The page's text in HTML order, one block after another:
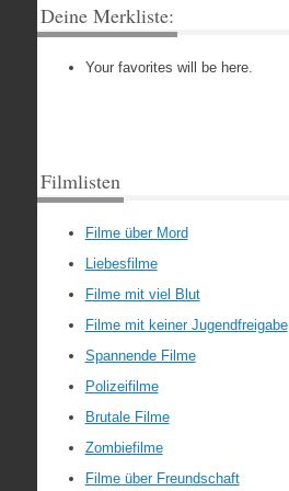
Deine Merkliste:
Your favorites will be here.
Filmlisten
Filme über Mord
Liebesfilme
Filme mit viel Blut
Filme mit keiner Jugendfreigabe
Spannende Filme
Polizeifilme
Brutale Filme
Zombiefilme
Filme über Freundschaft